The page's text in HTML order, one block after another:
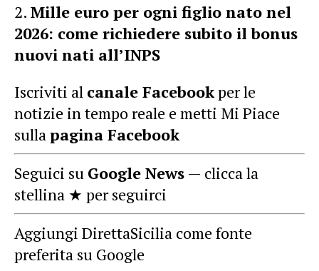
Mille euro per ogni figlio nato nel
2026: come richiedere subito il bonus
nuovi nati all’INPS
Iscriviti al canale Facebookper le
notizie in tempo reale e metti Mi Piace
sullapagina Facebook
Seguici su Google News — clicca la
stellina ★ per seguirci
Aggiungi DirettaSicilia come fonte
preferita su Google